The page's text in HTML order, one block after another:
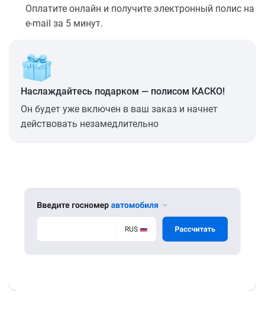
Оплатите онлайн и получите электронный полис на
e-mail за 5 минут.
Наслаждайтесь подарком — полисом КАСКО!
Он будет уже включен в ваш заказ и начнет
действовать незамедлительно